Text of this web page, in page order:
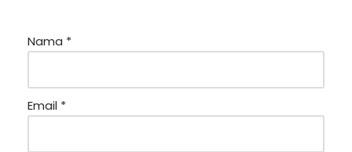
Nama *
Email *